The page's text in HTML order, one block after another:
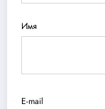
Имя
E-mail